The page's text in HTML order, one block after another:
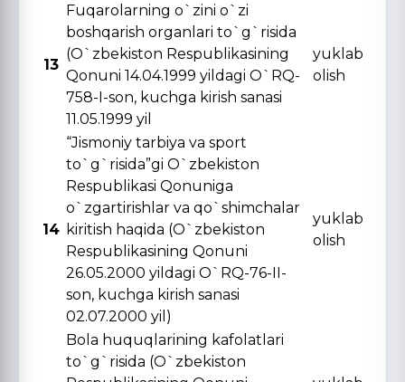
13
Fuqarolarning o`zini o`zi
boshqarish organlari to`g`risida
(O`zbekiston Respublikasining
Qonuni 14.04.1999 yildagi O`RQ-
758-I-son, kuchga kirish sanasi
11.05.1999 yil
yuklab
olish
14
“Jismoniy tarbiya va sport
to`g`risida”gi O`zbekiston
Respublikasi Qonuniga
o`zgartirishlar va qo`shimchalar
kiritish haqida (O`zbekiston
Respublikasining Qonuni
26.05.2000 yildagi O`RQ-76-II-
son, kuchga kirish sanasi
02.07.2000 yil)
yuklab
olish
Bola huquqlarining kafolatlari
to`g`risida (O`zbekiston